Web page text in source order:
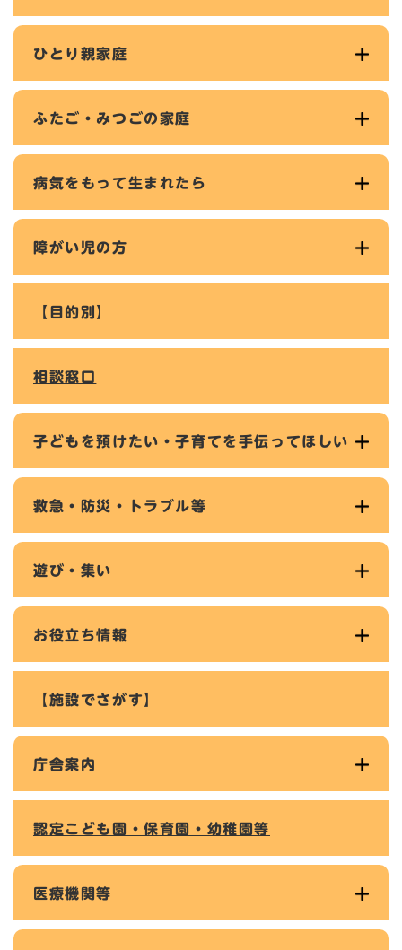
ひとり親家庭
ふたご・みつごの家庭
病気をもって生まれたら
障がい児の方
【目的別】
相談窓口
子どもを預けたい・子育てを手伝ってほしい
救急・防災・トラブル等
遊び・集い
お役立ち情報
【施設でさがす】
庁舎案内
認定こども園・保育園・幼稚園等
医療機関等